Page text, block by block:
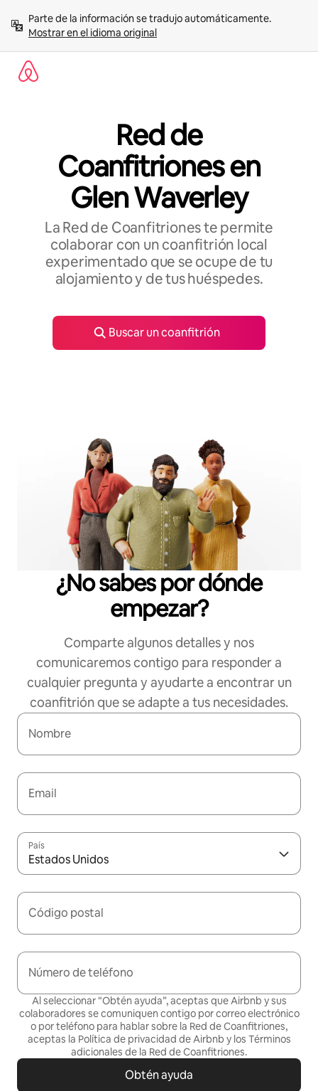
contenidoMostrar en el idioma original
Red de
Coanfitriones en
Glen Waverley
La Red de Coanfitriones te permite
colaborar con un coanfitrión local
experimentado que se ocupe de tu
alojamiento y de tus huéspedes.
Buscar un coanfitrión
¿No sabes por dónde
empezar?
Comparte algunos detalles y nos
comunicaremos contigo para responder a
cualquier pregunta y ayudarte a encontrar un
coanfitrión que se adapte a tus necesidades.
Nombre
Email
País
Estados Unidos
Código postal
Número de teléfono
Al seleccionar “Obtén ayuda”, aceptas que Airbnb y sus
colaboradores se comuniquen contigo por correo electrónico
o por teléfono para hablar sobre la Red de Coanfitriones,
aceptas la Política de privacidad de Airbnb y los Términos
adicionales de la Red de Coanfitriones.
Obtén ayuda